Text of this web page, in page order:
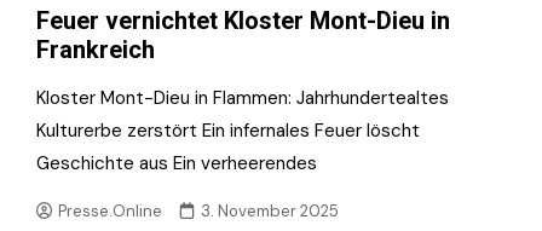
Feuer vernichtet Kloster Mont-Dieu in
Frankreich
Kloster Mont-Dieu in Flammen: Jahrhundertealtes
Kulturerbe zerstört Ein infernales Feuer löscht
Geschichte aus Ein verheerendes
Presse.Online 3. November 2025